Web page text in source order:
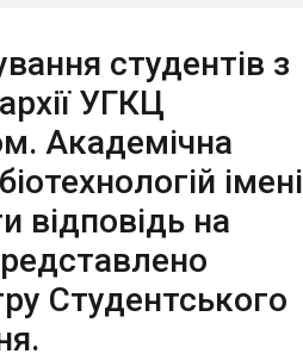
студентів з
УГКЦ
Академічна
імені
відповідь на
Студентського